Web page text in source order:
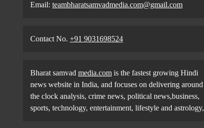
Email: teambharatsamvadmedia.com@gmail.com
Contact No. ‪ +91 9031698524
Bharat samvad media.com is the fastest growing Hindi
news website in India, and focuses on delivering around
the clock analysis, crime news, political news,business,
sports, technology, entertainment, lifestyle and astrology,